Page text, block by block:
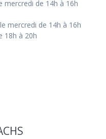
mercredi de 14h à 16h
mercredi de 14h à 16h
18h à 20h